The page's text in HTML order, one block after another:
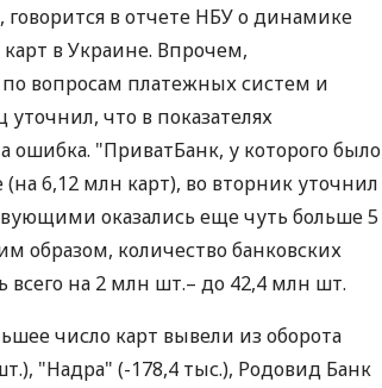
говорится в отчете НБУ о динамике
в Украине. Впрочем,
вопросам платежных систем и
что в показателях
ошибка. "ПриватБанк, у которого было
6,12 млн карт), во вторник уточнил
оказались еще чуть больше 5
образом, количество банковских
всего на 2 млн шт.– до 42,4 млн шт.
число карт вывели из оборота
"Надра" (-178,4 тыс.), Родовид Банк